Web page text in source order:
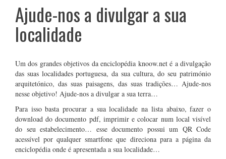
Ajude-nos a divulgar a sua
localidade
Um dos grandes objetivos da enciclopédia knoow.net é a divulgação
das suas localidades portuguesa, da sua cultura, do seu património
arquitetónico, das suas paisagens, das suas tradições… Ajude-nos
nesse objetivo! Ajude-nos a divulgar a sua terra…
Para isso basta procurar a sua localidade na lista abaixo, fazer o
download do documento pdf, imprimir e colocar num local visível
do seu estabelecimento… esse documento possui um QR Code
acessível por qualquer smartfone que direciona para a página da
enciclopédia onde é apresentada a sua localidade…